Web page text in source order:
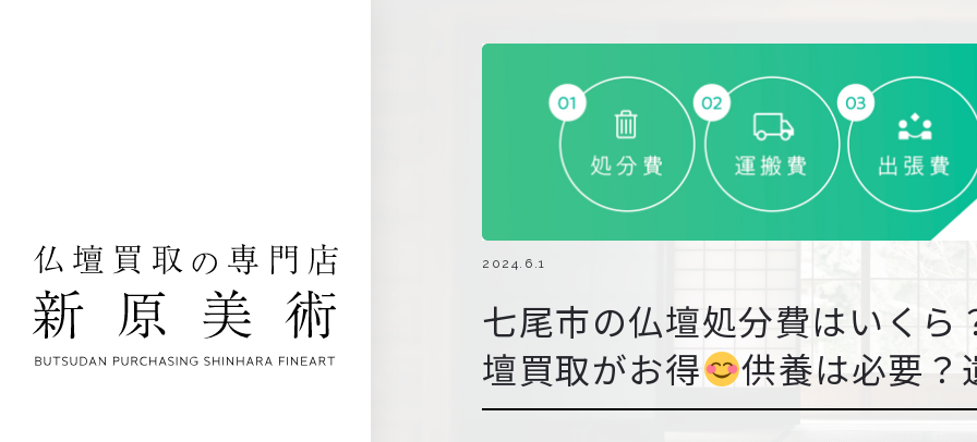
2024.6.1
七尾市の仏壇処分費はいくら
壇買取がお得
供養は必要？